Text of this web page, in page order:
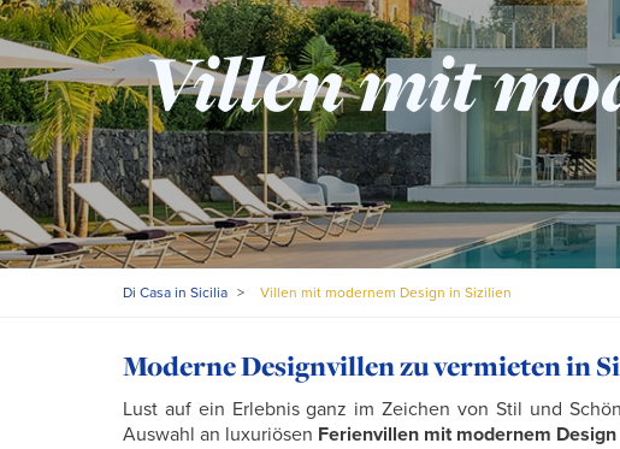
Villen mit
Di Casa in Sicilia > Villen mit modernem Design in Sizilien
Moderne Designvillen zu vermieten in
Lust auf ein Erlebnis ganz im Zeichen von Stil und
Auswahl an luxuriösen Ferienvillen mit modernem